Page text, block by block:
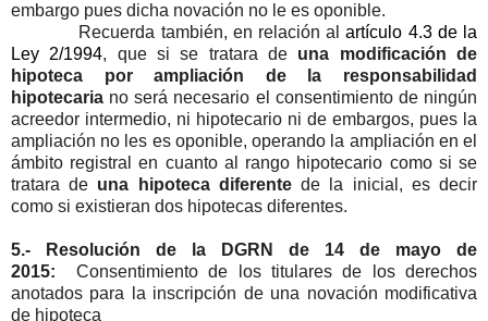
embargo pues dicha novación no le es oponible.
Recuerda también, en relación alartículo 4.3 de la
Ley 2/1994, que si se tratara de una modificación de
hipoteca por ampliación de la responsabilidad
hipotecaria no será necesario el consentimiento de ningún
acreedor intermedio, ni hipotecario ni de embargos, pues la
ampliación no les es oponible, operando la ampliación en el
ámbito registral en cuanto al rango hipotecario como si se
tratara de una hipoteca diferentede la inicial, es decir
como si existieran dos hipotecas diferentes.
5.- Resolución de la DGRN de 14 de mayo de
2015:
Consentimiento de los titulares de los derechos
anotados para la inscripción de una novación modificativa
de hipoteca